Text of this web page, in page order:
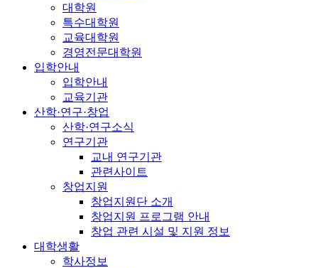
대학원
특수대학원
교육대학원
경영전문대학원
입학안내
입학안내
교육기관
산학·연구·창업
산학·연구소식
연구기관
교내 연구기관
관련사이트
창업지원
창업지원단 소개
창업지원 프로그램 안내
창업 관련 시설 및 지원 정보
대학생활
학사정보